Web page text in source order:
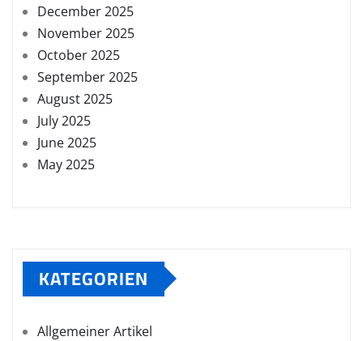
December 2025
November 2025
October 2025
September 2025
August 2025
July 2025
June 2025
May 2025
KATEGORIEN
Allgemeiner Artikel